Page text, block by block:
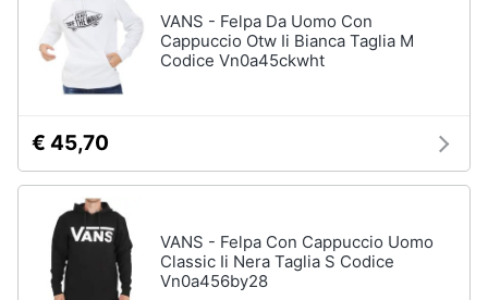
VANS - Felpa Da Uomo Con
Cappuccio Otw Ii Bianca Taglia M
Codice Vn0a45ckwht
€ 45,70
VANS - Felpa Con Cappuccio Uomo
Classic Ii Nera Taglia S Codice
Vn0a456by28